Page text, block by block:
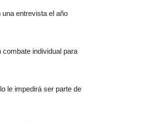
entrevista el año
individual para
le impedirá ser parte de